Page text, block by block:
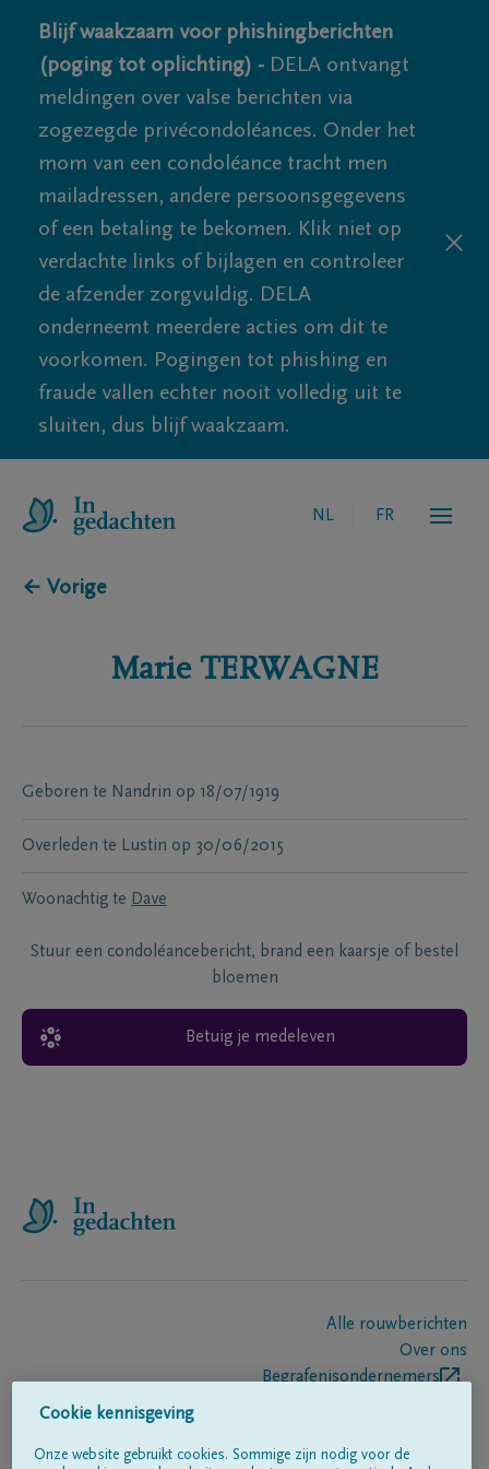
Blijf waakzaam voor phishingberichten
(poging tot oplichting) - DELA ontvangt
meldingen over valse berichten via
zogezegde privécondoléances. Onder het
mom van een condoléance tracht men
mailadressen, andere persoonsgegevens
of een betaling te bekomen. Klik niet op
verdachte links of bijlagen en controleer
de afzender zorgvuldig. DELA
onderneemt meerdere acties om dit te
voorkomen. Pogingen tot phishing en
fraude vallen echter nooit volledig uit te
sluiten, dus blijf waakzaam.
NL FR
← Vorige
Marie TERWAGNE
Geboren te Nandrin op 18/07/1919
Overleden te Lustin op 30/06/2015
Woonachtig te Dave
Stuur een condoléancebericht, brand een kaarsje of bestel
bloemen
Betuig je medeleven
Alle rouwberichten
Over ons
Begrafenisondernemers
Cookie kennisgeving
Onze website gebruikt cookies. Sommige zijn nodig voor de